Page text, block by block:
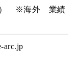
） ※海外 業績
arc.jp